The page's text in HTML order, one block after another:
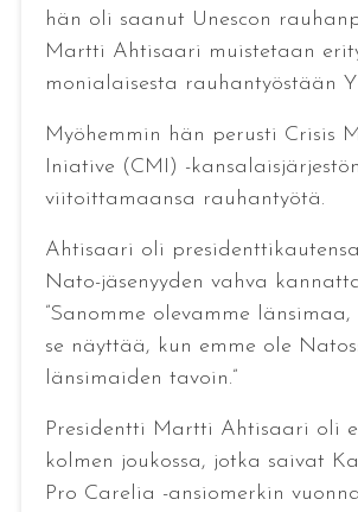
hän oli saanut Unescon
Martti Ahtisaari muistetaan
monialaisesta rauhantyöstään
Myöhemmin hän perusti Crisis
Iniative (CMI) -
viitoittamaansa rauhantyötä.
Ahtisaari oli
Nato-jäsenyyden vahva
”Sanomme olevamme
se näyttää, kun emme ole
länsimaiden tavoin.”
Presidentti Martti Ahtisaari oli
kolmen joukossa, jotka saivat
Pro Carelia -ansiomerkin